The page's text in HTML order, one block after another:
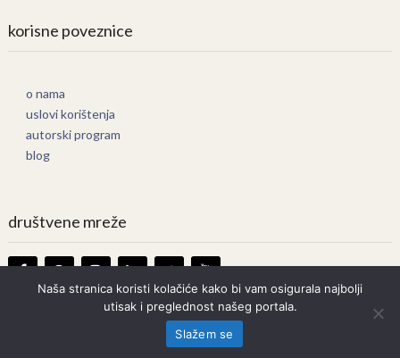
korisne poveznice
o nama
uslovi korištenja
autorski program
blog
društvene mreže
Knjige OnlineCopyright © 2026.
Prava zadržana. Bilo kakvo kopiranje strogo zabranjeno.
Naša stranica koristi kolačiće kako bi vam osigurala najbolji
utisak i preglednost našeg portala.
Slažem se